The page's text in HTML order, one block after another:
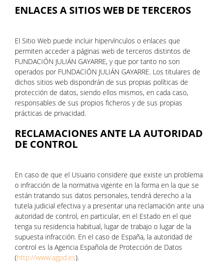
ENLACES A SITIOS WEB DE TERCEROS
El Sitio Web puede incluir hipervínculos o enlaces que
permiten acceder a páginas web de terceros distintos de
FUNDACIÓN JULIÁN GAYARRE, y que por tanto no son
operados por FUNDACIÓN JULIÁN GAYARRE. Los titulares de
dichos sitios web dispondrán de sus propias políticas de
protección de datos, siendo ellos mismos, en cada caso,
responsables de sus propios ficheros y de sus propias
prácticas de privacidad.
RECLAMACIONES ANTE LA AUTORIDAD
DE CONTROL
En caso de que el Usuario considere que existe un problema
o infracción de la normativa vigente en la forma en la que se
están tratando sus datos personales, tendrá derecho a la
tutela judicial efectiva y a presentar una reclamación ante una
autoridad de control, en particular, en el Estado en el que
tenga su residencia habitual, lugar de trabajo o lugar de la
supuesta infracción. En el caso de España, la autoridad de
control es la Agencia Española de Protección de Datos
(http://www.agpd.es).